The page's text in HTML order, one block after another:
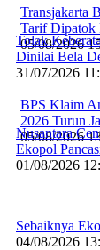
Transjakarta
Tarif Dipatok
05/08/2026
BPS Klaim
2026 Turun
05/08/2026
Tolak
Dinilai Bela
31/07/2026
Nusantara
Ekopol
01/08/2026
Sebaiknya
04/08/2026